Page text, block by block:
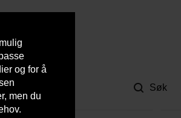
og for å
men du
Bærekraft Søk